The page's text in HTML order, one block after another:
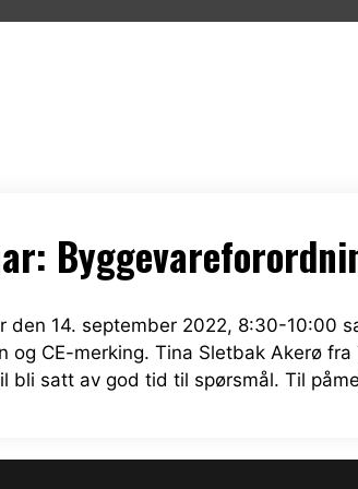
den 14. september 2022, 8:30-10:00
CE-merking. Tina Sletbak Akerø
bli satt av god tid til spørsmål. Til